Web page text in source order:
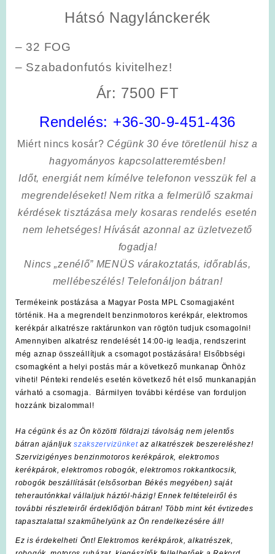
Hátsó Nagylánckerék
– 32 FOG
– Szabadonfutós kivitelhez!
Ár: 7500 FT
Rendelés: +36-30-9-451-436
Miért nincs kosár? Cégünk 30 éve töretlenül hisz a
hagyományos kapcsolatteremtésben!
Időt, energiát nem kímélvetelefonon vesszük fel a
megrendeléseket! Nem ritka a felmerülő szakmai
kérdések tisztázása mely kosaras rendelés esetén
nem lehetséges! Hívását azonnal az üzletvezető
fogadja!
Nincs „zenélő” MENÜS várakoztatás, időrablás,
mellébeszélés! Telefonáljon bátran!
Termékeink postázása a Magyar Posta MPL Csomagjaként
történik. Ha a megrendelt benzinmotoros kerékpár, elektromos
kerékpár alkatrésze raktárunkon van rögtön tudjuk csomagolni!
Amennyiben alkatrész rendelését 14:00-ig leadja, rendszerint
még aznap összeállítjuk a csomagot postázására! Elsőbbségi
csomagként a helyi postás már a következő munkanap Önhöz
viheti! Pénteki rendelés esetén következő hét első munkanapján
várható a csomagja. Bármilyen további kérdése van forduljon
hozzánk bizalommal!
Ha cégünk és az Ön közötti földrajzi távolság nem jelentős
bátran ajánljukszakszervizünket az alkatrészek beszereléshez!
Szervizigényes benzinmotoros kerékpárok, elektromos
kerékpárok, elektromos robogók, elektromos rokkantkocsik,
robogók beszállítását (elsősorban Békés megyében) saját
teherautónkkal vállaljuk háztól-házig! Ennek feltételeiről és
további részleteiről érdeklődjön bátran! Több mint két évtizedes
tapasztalattal szakműhelyünk az Ön rendelkezésére áll!
Ez is érdekelheti Önt! Elektromos kerékpárok, alkatrészek,